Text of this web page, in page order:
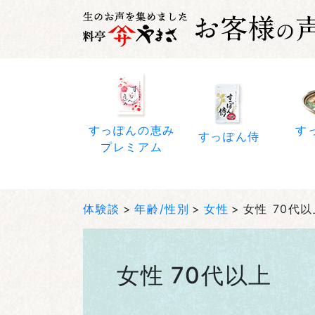
すっぽんの恵み
プレミアム
すっぽん侍 す
体験談 年齢/性別 女性 女性 70代以
女性 70代以上